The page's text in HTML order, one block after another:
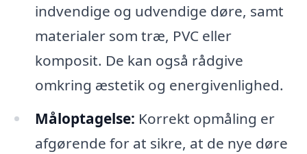
indvendige og udvendige døre, samt
materialer som træ, PVC eller
komposit. De kan også rådgive
omkring æstetik og energivenlighed.
Måloptagelse: Korrekt opmåling er
afgørende for at sikre, at de nye døre